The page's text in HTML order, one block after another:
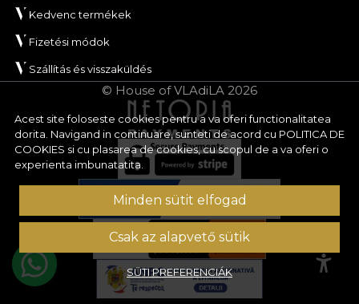
Acest site foloseste cookies pentru a va oferi functionalitatea
dorita. Navigand in continuare, sunteti de acord cu POLITICA DE
COOKIES si cu plasarea de cookies, cu scopul de a va oferi o
experienta imbunatatita.
Minden sütit elfogad
Csak az alapvető sütik
SÜTI PREFERENCIÁK
Kedvenc termékek
Fizetési módok
Szállítás és visszaküldés
© House of VLAdiLA 2026